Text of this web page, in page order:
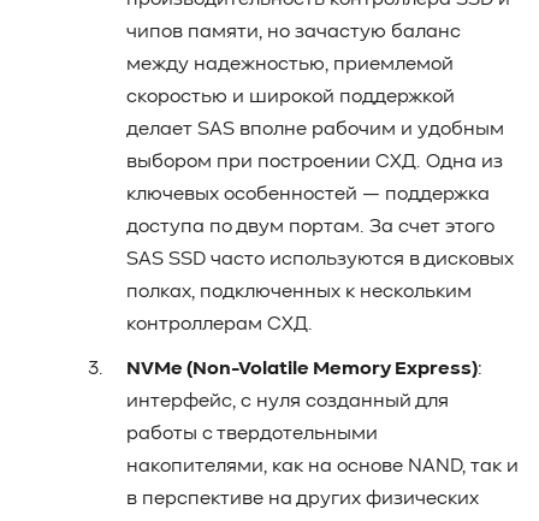
чипов памяти, но зачастую баланс
между надежностью, приемлемой
скоростью и широкой поддержкой
делает SAS вполне рабочим и удобным
выбором при построении СХД. Одна из
ключевых особенностей — поддержка
доступа по двум портам. За счет этого
SAS SSD часто используются в дисковых
полках, подключенных к нескольким
контроллерам СХД.
NVMe (Non-Volatile Memory Express):
интерфейс, с нуля созданный для
работы с твердотельными
накопителями, как на основе NAND, так и
в перспективе на других физических